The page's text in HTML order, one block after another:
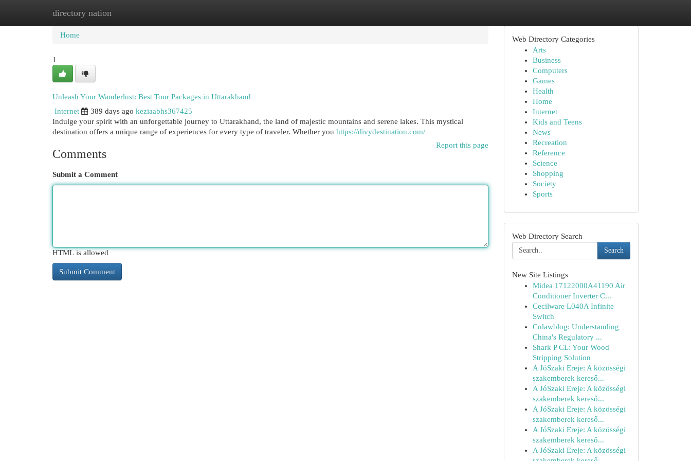
directory nation
Home New Site Listings
Home
1
Unleash Your Wanderlust: Best Tour Packages in Uttarakhand
Internet
389 days ago keziaabhs367425
Indulge your spirit with an unforgettable journey to Uttarakhand, the land of majestic mountains and serene lakes. This mystical
destination offers a unique range of experiences for every type of traveler. Whether you https://divydestination.com/
Report this page
Comments
Submit a Comment
HTML is allowed
Web Directory Categories
Arts
Business
Computers
Games
Health
Home
Internet
Kids and Teens
News
Recreation
Reference
Science
Shopping
Society
Sports
Web Directory Search
Search
New Site Listings
Midea 17122000A41190 Air
Conditioner Inverter C...
Cecilware L040A Infinite
Switch
Cnlawblog: Understanding
China's Regulatory ...
Shark P CL: Your Wood
Stripping Solution
A JóSzaki Ereje: A közösségi
szakemberek kereső...
A JóSzaki Ereje: A közösségi
szakemberek kereső...
A JóSzaki Ereje: A közösségi
szakemberek kereső...
A JóSzaki Ereje: A közösségi
szakemberek kereső...
A JóSzaki Ereje: A közösségi